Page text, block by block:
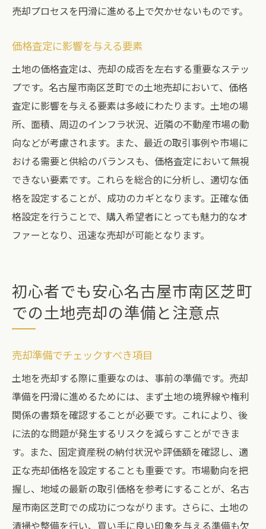
売却プロセスを円滑に進める上で欠かせないものです。
価格査定に影響を与える要素
土地の価格査定は、売却の成否を左右する重要なステッ
プです。名古屋市南区芝町での土地売却において、価格
査定に影響を与える要素は多岐にわたります。土地の場
所、面積、周辺のインフラ状況、近隣の不動産市場の動
向などが考慮されます。また、最近の取引事例や市場に
おける需要と供給のバランスも、価格査定において無視
できない要素です。これらを総合的に分析し、適切な価
格を設定することが、成功のカギとなります。正確な価
格設定を行うことで、購入希望者にとっても魅力的なオ
ファーとなり、迅速な売却が可能となります。
初心者でも安心名古屋市南区芝町
での土地売却の準備と注意点
売却準備でチェックすべき項目
土地を売却する際に重要なのは、事前の準備です。売却
準備を円滑に進めるためには、まず土地の境界線や権利
関係の書類を確認することが必要です。これにより、後
に法的な問題が発生するリスクを減らすことができま
す。また、固定資産税の納付状況や評価額を確認し、適
正な売却価格を設定することも重要です。市場動向を把
握し、地域の最新の取引価格を参考にすることが、名古
屋市南区芝町での成功につながります。さらに、土地の
清掃や整備を行い、買い手に良い印象を与える準備も欠